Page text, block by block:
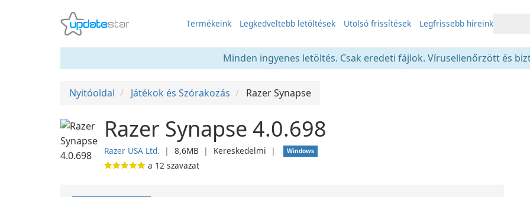
Termékeink Legkedveltebb letöltések Utolsó frissítések Legfrissebb híreink
Minden ingyenes letöltés. Csak eredeti fájlok. Vírusellenőrzött és
Nyitóoldal Játékok és Szórakozás Razer Synapse
Razer Synapse 4.0.698
Razer USA Ltd. ❘ 8,6MB ❘ Kereskedelmi ❘ Windows
a 12 szavazat